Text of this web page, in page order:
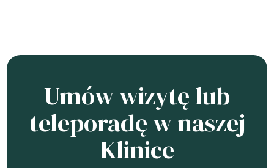
Umów wizytę lub
teleporadę w naszej
Klinice